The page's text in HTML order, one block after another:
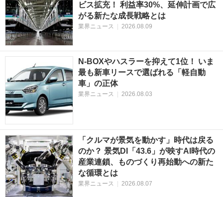
ビス拡充！ 利益率30%、延伸計画で広
がる新たな成長戦略とは
業界ニュース 2026.08.09
N-BOXやハスラーを抑えて1位！ いま
最も新車リースで選ばれる「軽自動
車」の正体
業界ニュース 2026.08.03
「クルマが景気を動かす」時代は戻る
のか？ 景気DI「43.6」が映すAI時代の
産業連鎖、ものづくり再始動への新た
な循環とは
業界ニュース 2026.08.07